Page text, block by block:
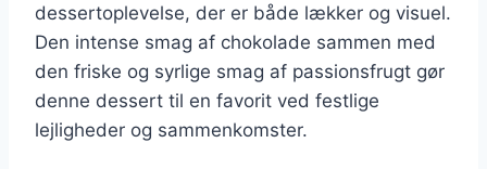
dessertoplevelse, der er både lækker og visuel.
Den intense smag af chokolade sammen med
den friske og syrlige smag af passionsfrugt gør
denne dessert til en favorit ved festlige
lejligheder og sammenkomster.